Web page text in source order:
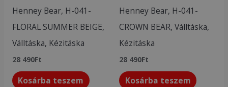
Henney Bear, H-041-
FLORAL SUMMER BEIGE,
Válltáska, Kézitáska
28 490Ft
Kosárba teszem
Henney Bear, H-041-
CROWN BEAR, Válltáska,
Kézitáska
28 490Ft
Kosárba teszem